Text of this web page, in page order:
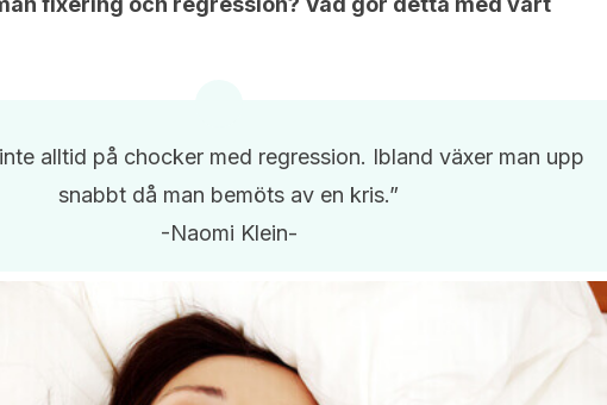
alltid på chocker med regression. Ibland växer man upp
snabbt då man bemöts av en kris.”
-Naomi Klein-